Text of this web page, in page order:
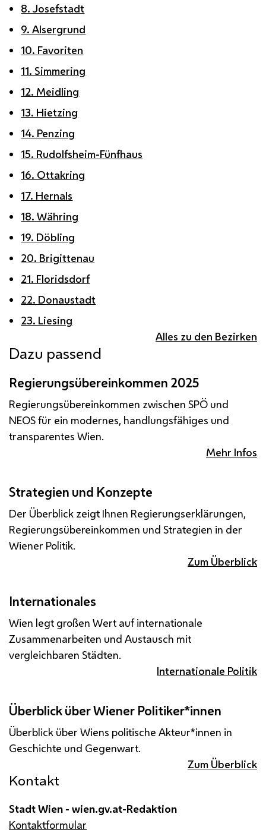
8. Josefstadt
9. Alsergrund
10. Favoriten
11. Simmering
12. Meidling
13. Hietzing
14. Penzing
15. Rudolfsheim-Fünfhaus
16. Ottakring
17. Hernals
18. Währing
19. Döbling
20. Brigittenau
21. Floridsdorf
22. Donaustadt
23. Liesing
Alles zu den Bezirken
Dazu passend
Regierungsübereinkommen 2025
Regierungsübereinkommen zwischen SPÖ und
NEOS für ein modernes, handlungsfähiges und
transparentes Wien.
Mehr Infos
Strategien und Konzepte
Der Überblick zeigt Ihnen Regierungserklärungen,
Regierungsübereinkommen und Strategien in der
Wiener Politik.
Zum Überblick
Internationales
Wien legt großen Wert auf internationale
Zusammenarbeiten und Austausch mit
vergleichbaren Städten.
Internationale Politik
Überblick über Wiener Politiker*innen
Überblick über Wiens politische Akteur*innen in
Geschichte und Gegenwart.
Zum Überblick
Kontakt
Stadt Wien - wien.gv.at-Redaktion
Kontaktformular